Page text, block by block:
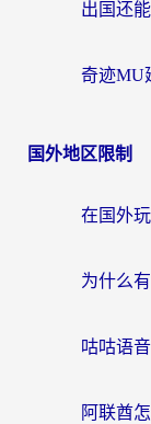
国外地区限制